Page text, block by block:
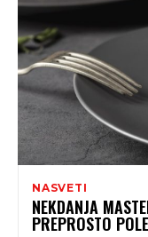
NASVETI
NEKDANJA
PREPROSTO